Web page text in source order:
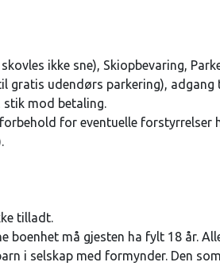
ikke sne), Skiopbevaring,
gratis udendørs parkering),
stik mod betaling.
for eventuelle forstyrrelser
tilladt.
boenhet må gjesten ha fylt 18 år.
i selskap med formynder. Den